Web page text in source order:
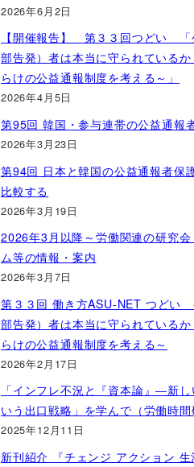
2026年6月2日
【開催報告】 第３３回つどい 「
部告発）者は本当に守られている
らけの公益通報制度を考える～」
2026年4月5日
第95回 韓国・参与連帯の公益通報
2026年3月23日
第94回 日本と韓国の公益通報者保
比較する
2026年3月19日
2026年3月以降～労働関連の研究会
ム等の情報・案内
2026年3月7日
第３３回 働き方ASU-NET つどい
部告発）者は本当に守られている
らけの公益通報制度を考える～
2026年2月17日
「インフレ不況と『資本論』―新し
いう出口戦略」を学んで（労働時間
2025年12月11日
新刊紹介 『チェンジ アクション